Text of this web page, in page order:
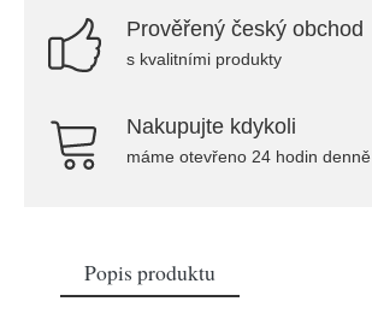
Prověřený český obchod
s kvalitními produkty
Nakupujte kdykoli
máme otevřeno 24 hodin denně
Popis produktu